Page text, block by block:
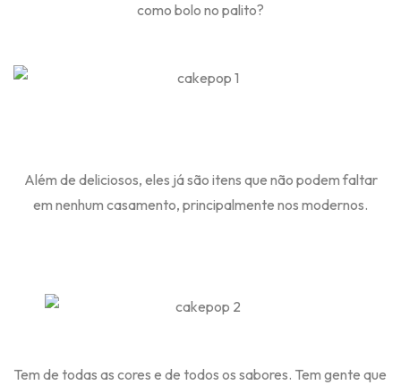
como bolo no palito?
Além de deliciosos, eles já são itens que não podem faltar
em nenhum casamento, principalmente nos modernos.
Tem de todas as cores e de todos os sabores. Tem gente que